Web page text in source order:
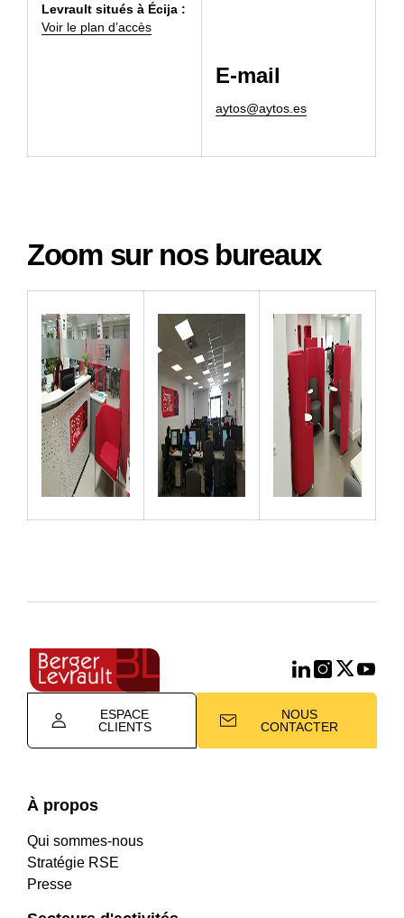
Levrault situés à Écija :
Voir le plan d’accès
E-mail
aytos@aytos.es
Zoom sur nos bureaux
ESPACE
CLIENTS
NOUS
CONTACTER
À propos
Qui sommes-nous
Stratégie RSE
Presse